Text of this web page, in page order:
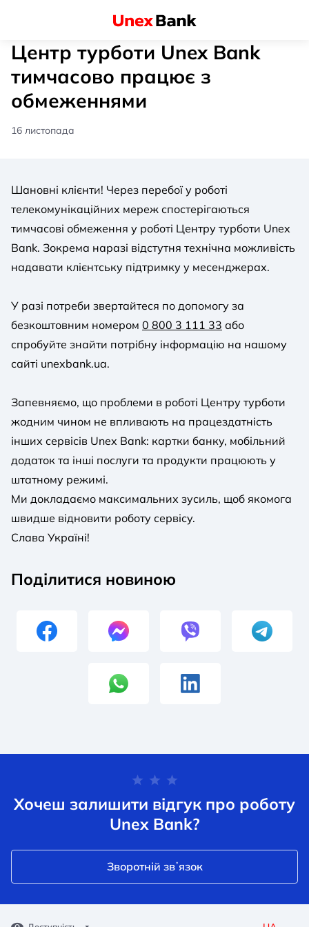
Центр турботи Unex Bank
тимчасово працює з
обмеженнями
16 листопада
Шановні клієнти! Через перебої у роботі
телекомунікаційних мереж спостерігаються
тимчасові обмеження у роботі Центру турботи Unex
Bank. Зокрема наразі відстутня технічна можливість
надавати клієнтську підтримку у месенджерах.
У разі потреби звертайтеся по допомогу за
безкоштовним номером 0 800 3 111 33 або
спробуйте знайти потрібну інформацію на нашому
сайті unexbank.ua.
Запевняємо, що проблеми в роботі Центру турботи
жодним чином не впливають на працездатність
інших сервісів Unex Bank: картки банку, мобільний
додаток та інші послуги та продукти працюють у
штатному режимі.
Ми докладаємо максимальних зусиль, щоб якомога
швидше відновити роботу сервісу.
Слава Україні!
Поділитися новиною
Хочеш залишити відгук про роботу
Unex Bank?
Зворотній звʼязок